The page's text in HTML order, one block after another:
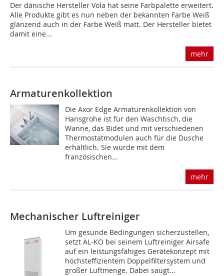
Der dänische Hersteller Vola hat seine Farbpalette erweitert.
Alle Produkte gibt es nun neben der bekannten Farbe Weiß
glänzend auch in der Farbe Weiß matt. Der Hersteller bietet
damit eine...
mehr
Armaturenkollektion
Die Axor Edge Armaturenkollektion von
Hansgrohe ist für den Waschtisch, die
Wanne, das Bidet und mit verschiedenen
Thermostatmodulen auch für die Dusche
erhältlich. Sie wurde mit dem
französischen...
mehr
Mechanischer Luftreiniger
Um gesunde Bedingungen sicherzustellen,
setzt AL-KO bei seinem Luftreiniger Airsafe
auf ein leistungsfähiges Gerätekonzept mit
höchsteffizientem Doppelfiltersystem und
großer Luftmenge. Dabei saugt...